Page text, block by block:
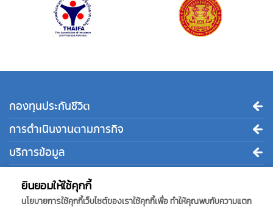
ยินยอมให้ใช้คุกกี้
นโยบายการใช้คุกกี้เว็บไซต์ของเราใช้คุกกี้เพื่อ ทำให้คุณพบกับความแตก
กองทุนประกันชีวิต
การดำเนินงานตามภารกิจ
บริการข้อมูล